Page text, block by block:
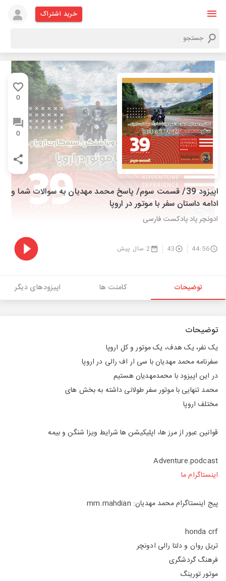
خرید اشتراک
0
0
اپیزود 39/ قسمت سوم/ پاسخ محمد مهدیان به سوالات شما و
ادامه داستان سفر با موتور در اروپا
ادونچر پاد پادکست فارسی
44:56
43 2 سال پیش
توضیحات کامنت ها اپیزودهای دیگر
توضیحات
یک نفر، یک هدف، یک موتور و کل اروپا
سفرنامه محمد مهدیان با سی ار اف رالی در اروپا
در این اپیزود با محمدمهدیان هستیم
محمد تنهایی با موتور سفر طولانی داشته به بخش های
مختلف اروپا
قوانین عبور از مرز ها، اپلیکیشن ها شرایط ویزا شنگن و بیمه
Adventure.podcast
اینستاگرام ما
پیج اینستاگرام محمد مهدیان: mm.mahdian
honda crf
تریل روان و دلتا رالی ادونچر
فرهنگ گردشگری
موتور تورینگ